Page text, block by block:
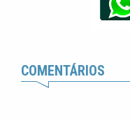
COMENTÁRIOS